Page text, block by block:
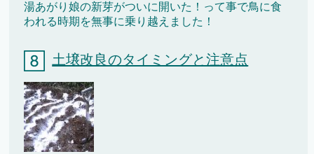
湯あがり娘の新芽がついに開いた！って事で鳥に食
われる時期を無事に乗り越えました！
土壌改良のタイミングと注意点